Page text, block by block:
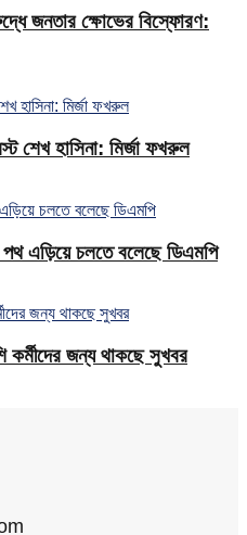
জনতার ক্ষোভের বিস্ফোরণ:
শেখ হাসিনা: মির্জা ফখরুল
এড়িয়ে চলতে বলেছে ডিএমপি
কর্মীদের জন্য থাকছে সুখবর